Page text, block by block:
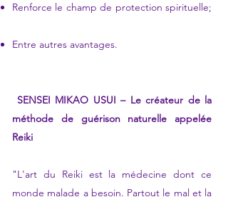
Renforce le champ de protection spirituelle;
Entre autres avantages.
SENSEI MIKAO USUI – Le créateur de la
méthode de guérison naturelle appelée
Reiki
"L'art du Reiki est la médecine dont ce
monde malade a besoin. Partout le mal et la